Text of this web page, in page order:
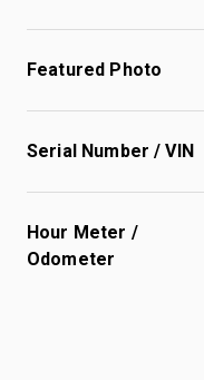
Featured Photo
Serial Number / VIN
Hour Meter /
Odometer